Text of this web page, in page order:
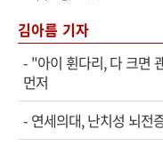
김아름 기자
- "아이 휜다리, 다 크면
먼저
- 연세의대, 난치성 뇌전